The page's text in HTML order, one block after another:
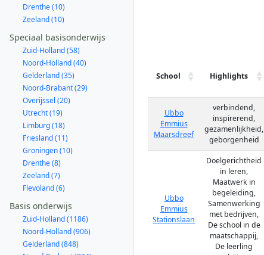
Drenthe (10)
Zeeland (10)
Speciaal basisonderwijs
Zuid-Holland (58)
Noord-Holland (40)
Gelderland (35)
Noord-Brabant (29)
Overijssel (20)
Utrecht (19)
Limburg (18)
Friesland (11)
Groningen (10)
Drenthe (8)
Zeeland (7)
Flevoland (6)
Basis onderwijs
Zuid-Holland (1186)
Noord-Holland (906)
Gelderland (848)
School Highlights
Ubbo
Emmius
Maarsdreef
verbindend,
inspirerend,
gezamenlijkheid,
geborgenheid
Ubbo
Emmius
Stationslaan
Doelgerichtheid
in leren,
Maatwerk in
begeleiding,
Samenwerking
met bedrijven,
De school in de
maatschappij,
De leerling